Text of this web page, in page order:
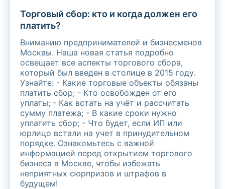
Торговый сбор: кто и когда должен его
платить?
Вниманию предпринимателей и бизнесменов
Москвы. Наша новая статья подробно
освещает все аспекты торгового сбора,
который был введен в столице в 2015 году.
Узнайте: - Какие торговые объекты обязаны
платить сбор; - Кто освобожден от его
уплаты; - Как встать на учёт и рассчитать
сумму платежа; - В какие сроки нужно
уплатить сбор; - Что будет, если ИП или
юрлицо встали на учет в принудительном
порядке. Ознакомьтесь с важной
информацией перед открытием торгового
бизнеса в Москве, чтобы избежать
неприятных сюрпризов и штрафов в
будущем!